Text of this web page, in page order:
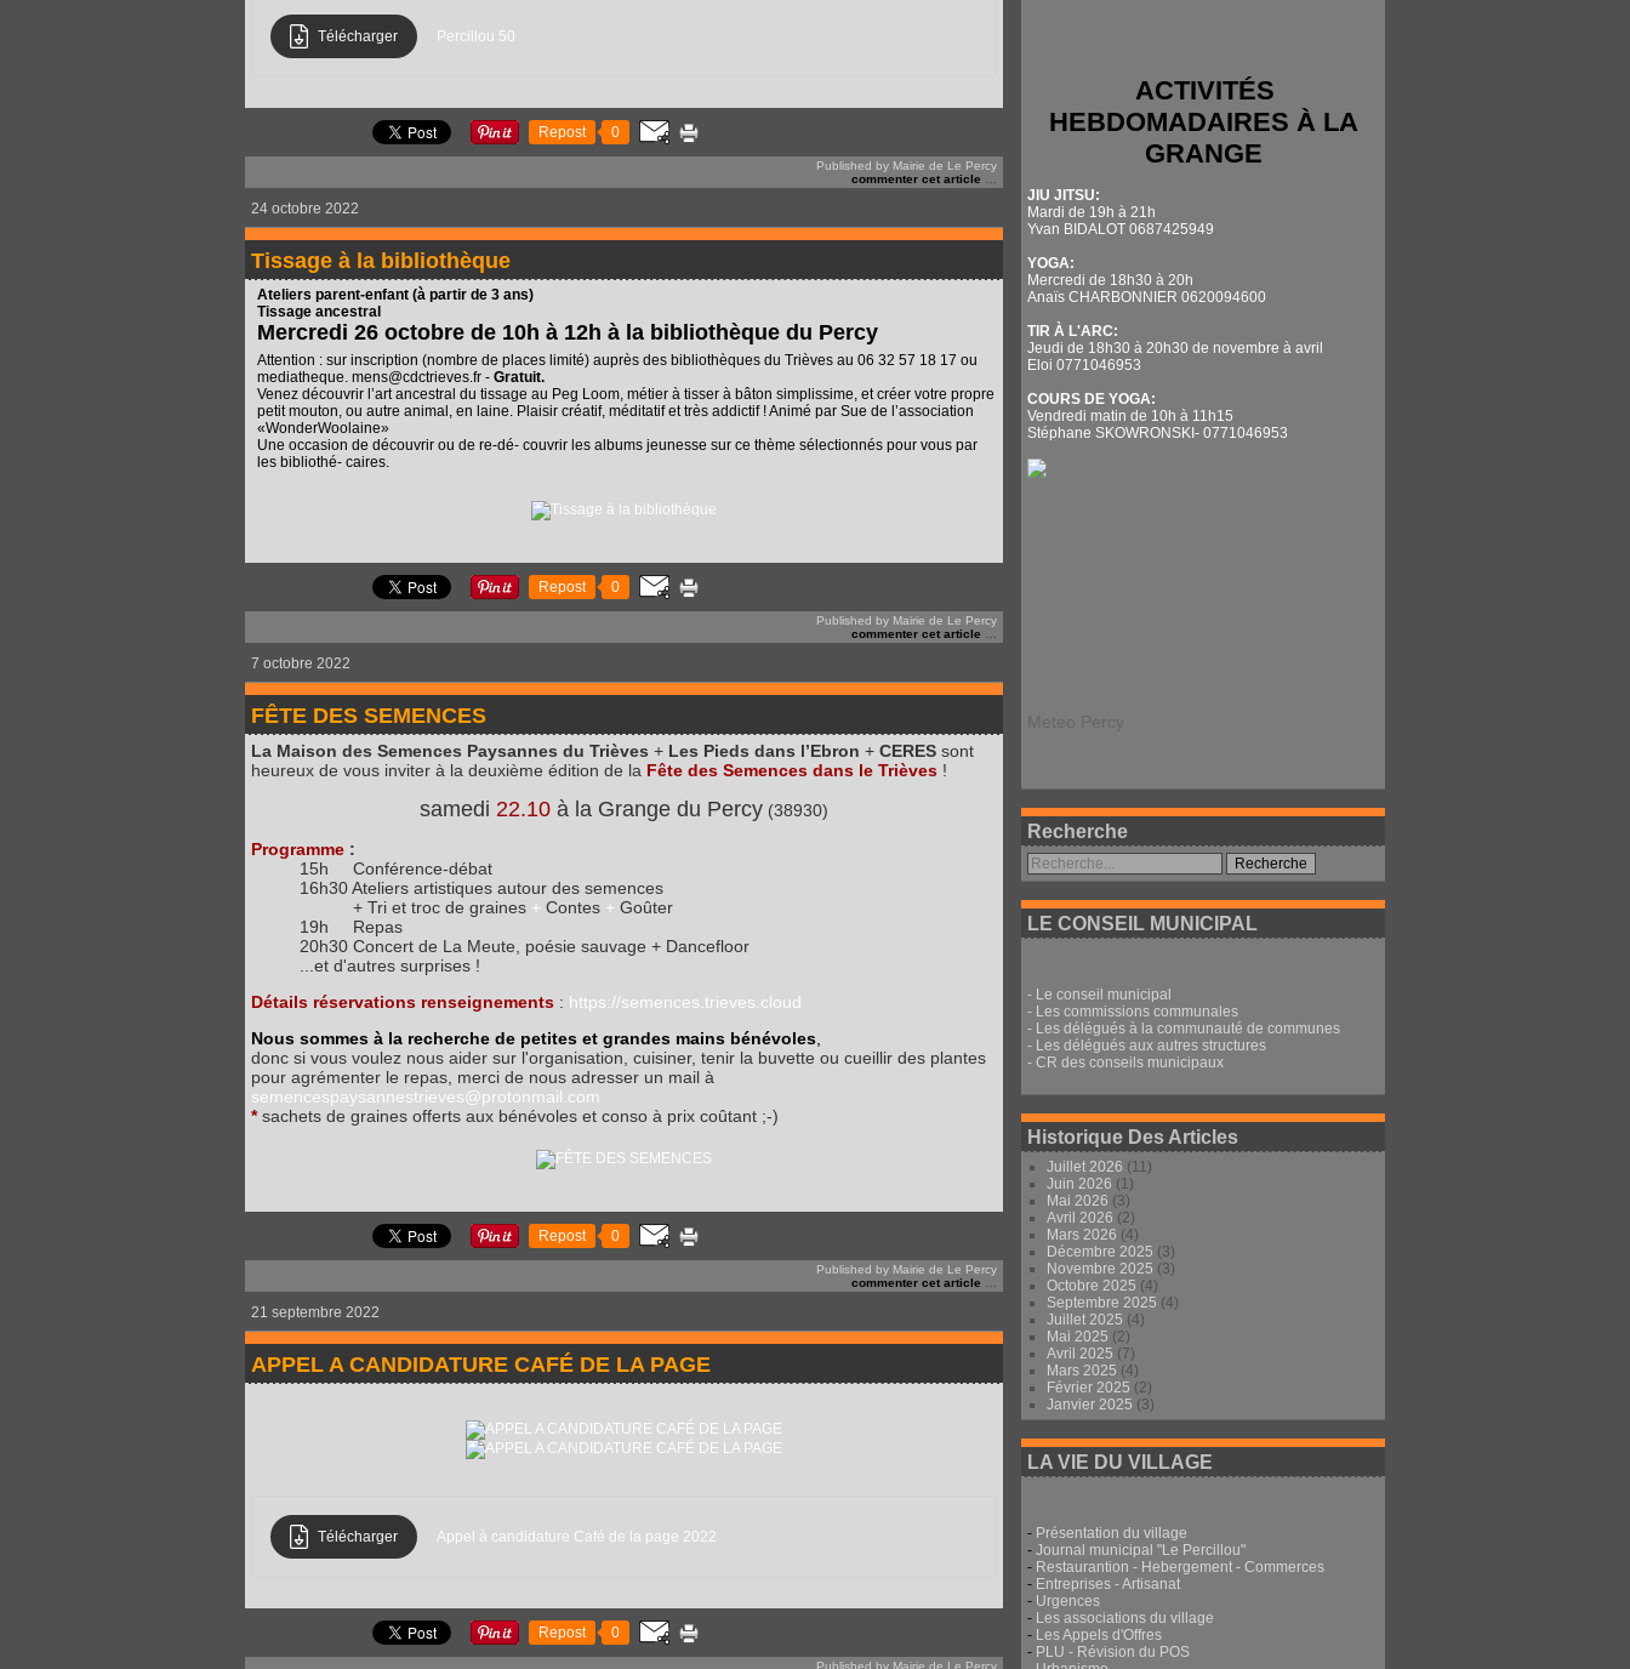
Télécharger Percillou 50
Repost 0
Published by Mairie de Le Percy
commenter cet article
24 octobre 2022
Tissage à la bibliothèque
Ateliers parent-enfant (à partir de 3 ans)
Tissage ancestral
Mercredi 26 octobre de 10h à 12h à la bibliothèque du Percy
Attention : sur inscription (nombre de places limité) auprès des bibliothèques du Trièves au 06 32 57 18 17 ou
mediatheque. mens@cdctrieves.fr - Gratuit.
Venez découvrir l’art ancestral du tissage au Peg Loom, métier à tisser à bâton simplissime, et créer votre propre
petit mouton, ou autre animal, en laine. Plaisir créatif, méditatif et très addictif ! Animé par Sue de l’association
«WonderWoolaine»
Une occasion de découvrir ou de re-dé- couvrir les albums jeunesse sur ce thème sélectionnés pour vous par
les bibliothé- caires.
Repost 0
Published by Mairie de Le Percy
commenter cet article
7 octobre 2022
FÊTE DES SEMENCES
La Maison des Semences Paysannes du Trièves + Les Pieds dans l’Ebron + CERES sont
heureux de vous inviter à la deuxième édition de la Fête des Semences dans le Trièves !
samedi 22.10 à la Grange du Percy (38930)
Programme :
15h Conférence-débat
16h30 Ateliers artistiques autour des semences
+ Tri et troc de graines + Contes + Goûter
19h Repas
20h30 Concert de La Meute, poésie sauvage + Dancefloor
...et d'autres surprises !
Détails réservations renseignements : https://semences.trieves.cloud
Nous sommes à la recherche de petites et grandes mains bénévoles
donc si vous voulez nous aider sur l'organisation, cuisiner, tenir la buvette ou cueillir des plantes
pour agrémenter le repas, merci de nous adresser un mail à
semencespaysannestrieves@protonmail.com
*sachets de graines offerts aux bénévoles et conso à prix coûtant ;-)
Repost 0
Published by Mairie de Le Percy
commenter cet article
21 septembre 2022
APPEL A CANDIDATURE CAFÉ DE LA PAGE
Télécharger Appel à candidature Café de la page 2022
Repost 0
Published by Mairie de Le Percy
ACTIVITÉS
HEBDOMADAIRES À LA
GRANGE
JIU JITSU:
Mardi de 19h à 21h
Yvan BIDALOT 0687425949
YOGA:
Mercredi de 18h30 à 20h
Anaïs CHARBONNIER 0620094600
TIR À L'ARC:
Jeudi de 18h30 à 20h30 de novembre à avril
Eloi 0771046953
COURS DE YOGA:
Vendredi matin de 10h à 11h15
Stéphane SKOWRONSKI- 0771046953
Recherche
LE CONSEIL MUNICIPAL
- Le conseil municipal
- Les commissions communales
- Les délégués à la communauté de communes
- Les délégués aux autres structures
- CR des conseils municipaux
Historique Des Articles
Juillet 2026 (11)
Juin 2026 (1)
Mai 2026 (3)
Avril 2026 (2)
Mars 2026 (4)
Décembre 2025 (3)
Novembre 2025 (3)
Octobre 2025 (4)
Septembre 2025 (4)
Juillet 2025 (4)
Mai 2025 (2)
Avril 2025 (7)
Mars 2025 (4)
Février 2025 (2)
Janvier 2025 (3)
LA VIE DU VILLAGE
- Présentation du village
- Journal municipal "Le Percillou"
- Restaurantion - Hebergement - Commerces
- Entreprises - Artisanat
- Urgences
- Les associations du village
- Les Appels d'Offres
- PLU - Révision du POS